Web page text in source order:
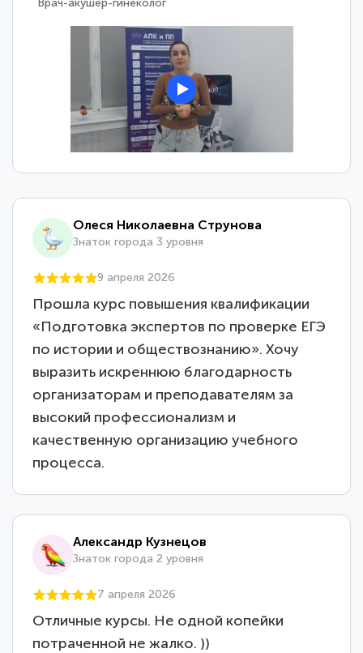
Врач-акушер-гинеколог
Олеся Николаевна Струнова
Знаток города 3 уровня
9 апреля 2026
Прошла курс повышения квалификации
«Подготовка экспертов по проверке ЕГЭ
по истории и обществознанию». Хочу
выразить искреннюю благодарность
организаторам и преподавателям за
высокий профессионализм и
качественную организацию учебного
процесса.
Александр Кузнецов
Знаток города 2 уровня
7 апреля 2026
Отличные курсы. Не одной копейки
потраченной не жалко. ))